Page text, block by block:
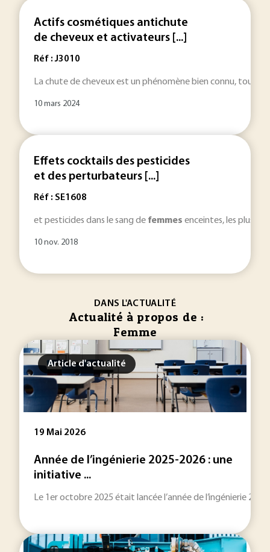
Actifs cosmétiques antichute
de cheveux et activateurs [...]
Réf : J3010
La chute de cheveux est un phénomène bien connu,
10 mars 2024
Effets cocktails des pesticides
et des perturbateurs [...]
Réf : SE1608
et pesticides dans le sang de femmes enceintes, les plus
10 nov. 2018
DANS L'ACTUALITÉ
Actualité à propos de :
Femme
Article d'actualité
19 Mai 2026
Année de l’ingénierie 2025-2026 : une
initiative ...
Le 1er octobre 2025 était lancée l’année de l’ingénierie